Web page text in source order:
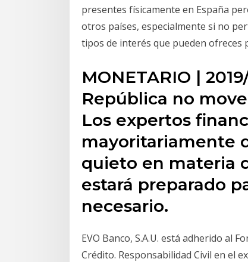
presentes físicamente en España
otros países, especialmente si no
tipos de interés que pueden ofreces
MONETARIO |
República no
Los expertos
mayoritariamente
quieto en materia
estará preparado
necesario.
EVO Banco, S.A.U. está adherido al
Crédito. Responsabilidad Civil en el